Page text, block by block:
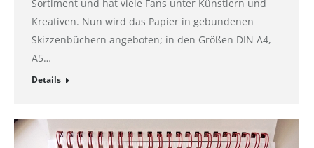
Sortiment und hat viele Fans unter Künstlern und
Kreativen. Nun wird das Papier in gebundenen
Skizzenbüchern angeboten; in den Größen DIN A4,
A5…
Details